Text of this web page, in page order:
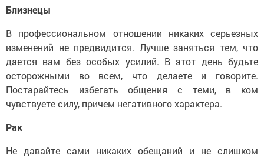
Близнецы
В профессиональном отношении никаких серьезных
изменений не предвидится. Лучше заняться тем, что
дается вам без особых усилий. В этот день будьте
осторожными во всем, что делаете и говорите.
Постарайтесь избегать общения с теми, в ком
чувствуете силу, причем негативного характера.
Рак
Не давайте сами никаких обещаний и не слишком